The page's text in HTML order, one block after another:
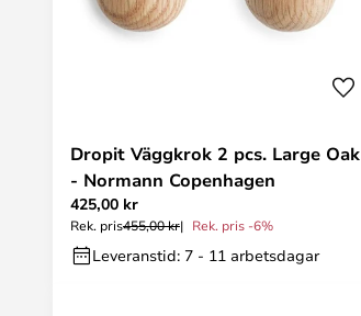
Dropit Väggkrok 2 pcs. Large Oak
- Normann Copenhagen
425,00 kr
Rek. pris455,00 kr Rek. pris -6%
Leveranstid: 7 - 11 arbetsdagar